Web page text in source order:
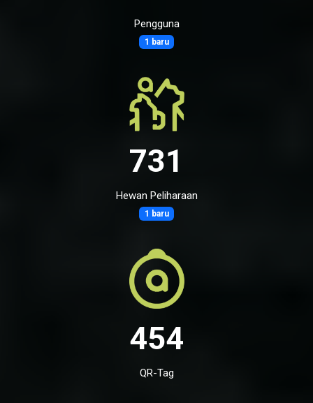
Pengguna
1 baru
731
Hewan Peliharaan
1 baru
454
QR-Tag